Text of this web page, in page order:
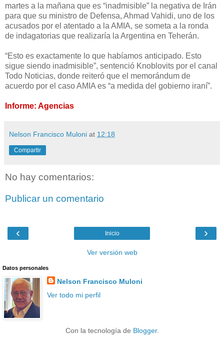
martes a la mañana que es “inadmisible” la negativa de Irán
para que su ministro de Defensa, Ahmad Vahidi, uno de los
acusados por el atentado a la AMIA, se someta a la ronda
de indagatorias que realizaría la Argentina en Teherán.
“Esto es exactamente lo que habíamos anticipado. Esto
sigue siendo inadmisible”, sentenció Knoblovits por el canal
Todo Noticias, donde reiteró que el memorándum de
acuerdo por el caso AMIA es “a medida del gobierno iraní”.
Informe: Agencias
Nelson Francisco Muloni at 12:18
Compartir
No hay comentarios:
Publicar un comentario
‹ ›
Inicio
Ver versión web
Datos personales
Nelson Francisco Muloni
Ver todo mi perfil
Con la tecnología de Blogger.